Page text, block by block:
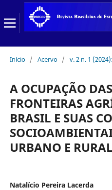
Início / Acervo / v. 2 n. 1
A OCUPAÇÃO
FRONTEIRAS
BRASIL E SUAS
URBANO E RURAL
Natalício Pereira Lacerda